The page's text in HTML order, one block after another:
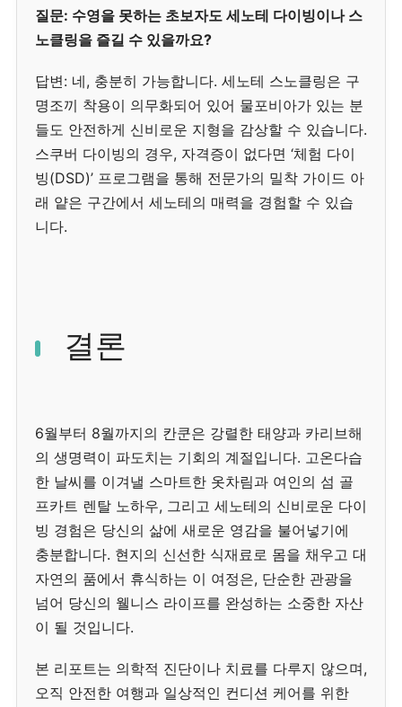
질문: 수영을 못하는 초보자도 세노테 다이빙이나 스
노클링을 즐길 수 있을까요?
답변: 네, 충분히 가능합니다. 세노테 스노클링은 구
명조끼 착용이 의무화되어 있어 물포비아가 있는 분
들도 안전하게 신비로운 지형을 감상할 수 있습니다.
스쿠버 다이빙의 경우, 자격증이 없다면 ‘체험 다이
빙(DSD)’ 프로그램을 통해 전문가의 밀착 가이드 아
래 얕은 구간에서 세노테의 매력을 경험할 수 있습
니다.
결론
6월부터 8월까지의 칸쿤은 강렬한 태양과 카리브해
의 생명력이 파도치는 기회의 계절입니다. 고온다습
한 날씨를 이겨낼 스마트한 옷차림과 여인의 섬 골
프카트 렌탈 노하우, 그리고 세노테의 신비로운 다이
빙 경험은 당신의 삶에 새로운 영감을 불어넣기에
충분합니다. 현지의 신선한 식재료로 몸을 채우고 대
자연의 품에서 휴식하는 이 여정은, 단순한 관광을
넘어 당신의 웰니스 라이프를 완성하는 소중한 자산
이 될 것입니다.
본 리포트는 의학적 진단이나 치료를 다루지 않으며,
오직 안전한 여행과 일상적인 컨디션 케어를 위한